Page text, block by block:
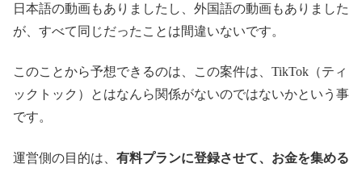
日本語の動画もありましたし、外国語の動画もありました
が、すべて同じだったことは間違いないです。
このことから予想できるのは、この案件は、TikTok（ティ
ックトック）とはなんら関係がないのではないかという事
です。
運営側の目的は、 有料プランに登録させて、お金を集める